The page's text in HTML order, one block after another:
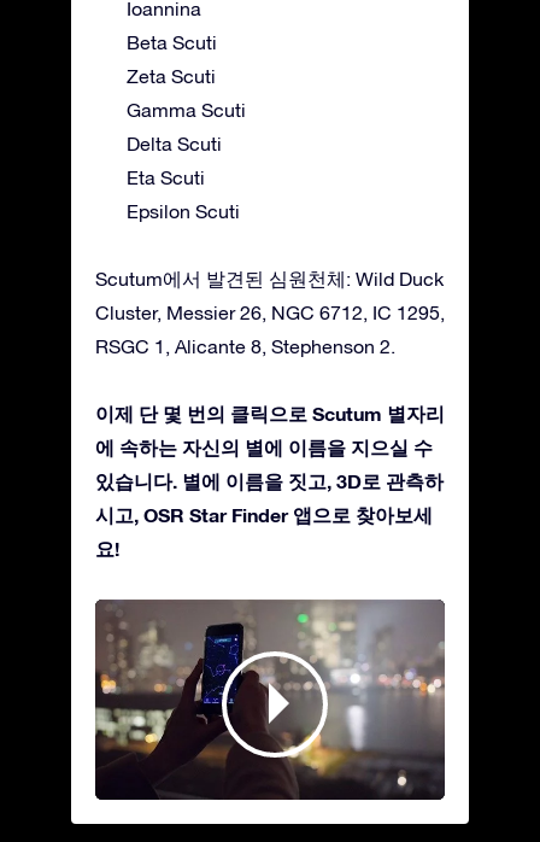
Ioannina
Beta Scuti
Zeta Scuti
Gamma Scuti
Delta Scuti
Eta Scuti
Epsilon Scuti
Scutum에서 발견된 심원천체: Wild Duck
Cluster, Messier 26, NGC 6712, IC 1295,
RSGC 1, Alicante 8, Stephenson 2.
이제 단 몇 번의 클릭으로 Scutum 별자리
에 속하는 자신의 별에 이름을 지으실 수
있습니다. 별에 이름을 짓고, 3D로 관측하
시고, OSR Star Finder 앱으로 찾아보세
요!